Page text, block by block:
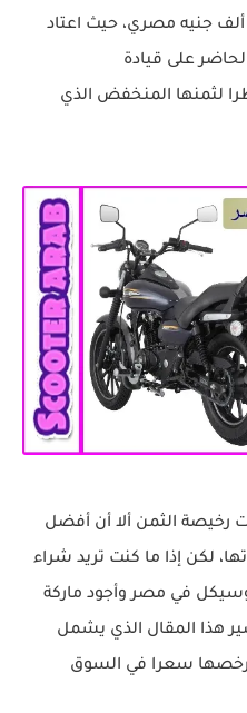
والمستعملة بالصور تبدأ من 14 ألف جنيه مصري، حيث اعتاد
على قيادة
لثمنها المنخفض الذي
رخيصة الثمن ألا أن أفضل
لكن إذا ما كنت تريد شراء
في مصر وأجود ماركة
هذا المقال الذي يشمل
سعرا في السوق